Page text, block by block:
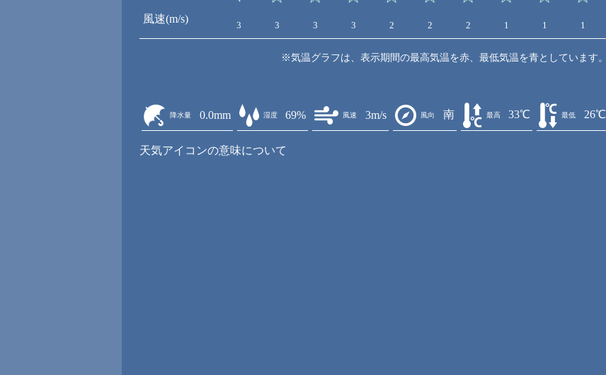
風速(m/s)
3 3 3 3 2 2 2 1 1 1
※気温グラフは、表示期間の最高気温を赤、最低気温を青としています。
降水量 0.0mm 湿度 69% 風速 3m/s 風向 南 最高 33℃ 最低 26℃
天気アイコンの意味について